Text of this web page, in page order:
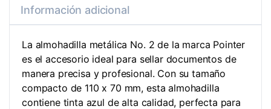
Información adicional
La almohadilla metálica No. 2 de la marca Pointer
es el accesorio ideal para sellar documentos de
manera precisa y profesional. Con su tamaño
compacto de 110 x 70 mm, esta almohadilla
contiene tinta azul de alta calidad, perfecta para